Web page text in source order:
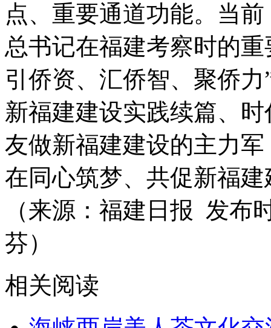
点、重要通道功能。当
总书记在福建考察时的
引侨资、汇侨智、聚侨
新福建建设实践续篇、
友做新福建建设的主力军
在同心筑梦、共促新福
（来源：福建日报 发布
芬）
相关阅读